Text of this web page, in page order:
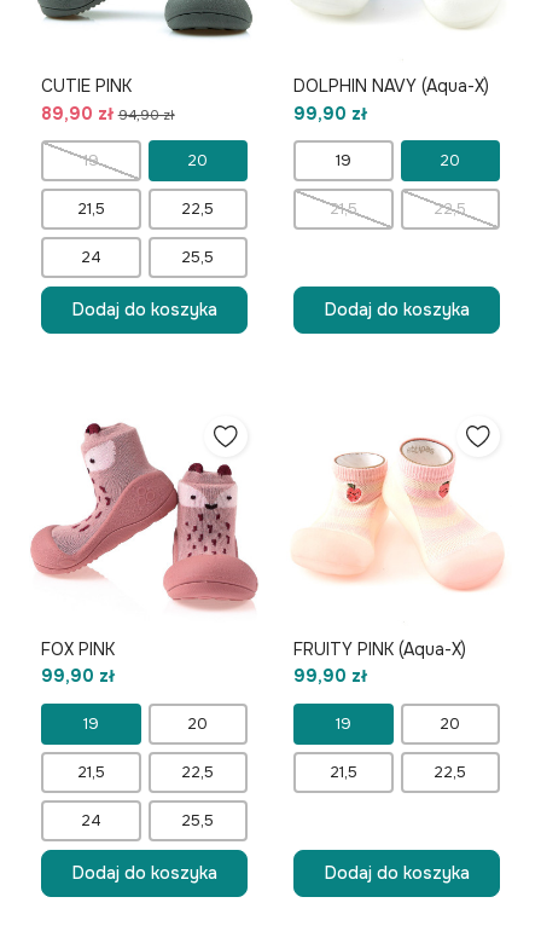
CUTIE PINK
89,90 zł94,90 zł
19 20
21,5 22,5
24 25,5
Dodaj do koszyka
DOLPHIN NAVY (Aqua-X)
99,90 zł
19 20
21,5 22,5
Dodaj do koszyka
FOX PINK
99,90 zł
19 20
21,5 22,5
24 25,5
Dodaj do koszyka
FRUITY PINK (Aqua-X)
99,90 zł
19 20
21,5 22,5
Dodaj do koszyka